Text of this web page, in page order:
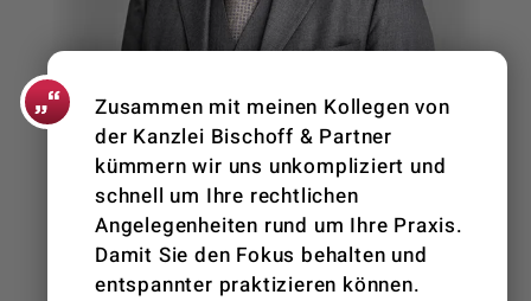
Zusammen mit meinen Kollegen von
der Kanzlei Bischoff & Partner
kümmern wir uns unkompliziert und
schnell um Ihre rechtlichen
Angelegenheiten rund um Ihre Praxis.
Damit Sie den Fokus behalten und
entspannter praktizieren können.